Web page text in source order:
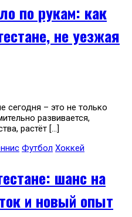
по рукам: как
не уезжая
сегодня – это не только
развивается,
растёт […]
Футбол Хоккей
шанс на
и новый опыт